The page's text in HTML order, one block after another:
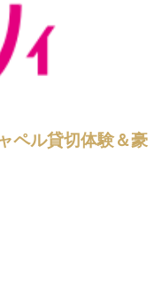
ペル貸切体験＆豪